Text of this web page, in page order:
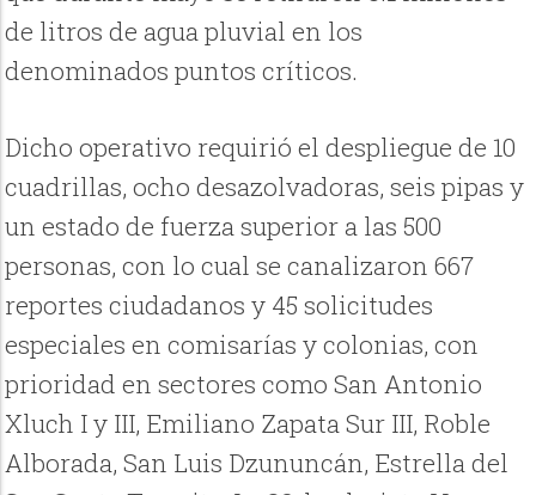
de litros de agua pluvial en los
denominados puntos críticos.
Dicho operativo requirió el despliegue de 10
cuadrillas, ocho desazolvadoras, seis pipas y
un estado de fuerza superior a las 500
personas, con lo cual se canalizaron 667
reportes ciudadanos y 45 solicitudes
especiales en comisarías y colonias, con
prioridad en sectores como San Antonio
Xluch I y III, Emiliano Zapata Sur III, Roble
Alborada, San Luis Dzununcán, Estrella del